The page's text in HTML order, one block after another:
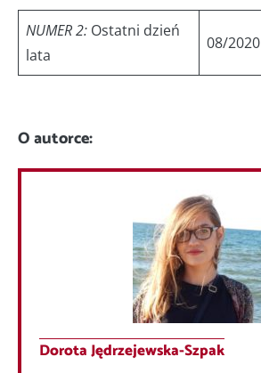
NUMER 2: Ostatni dzień
lata
08/2020
O autorce:
Dorota Jędrzejewska-Szpak